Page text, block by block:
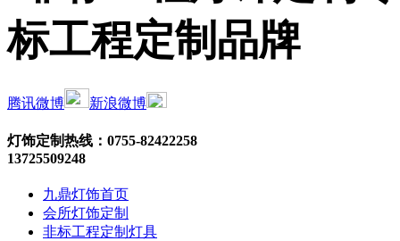
腾讯微博 新浪微博
灯饰定制热线： 0755-82422258
13725509248
九鼎灯饰首页
会所灯饰定制
非标工程定制灯具